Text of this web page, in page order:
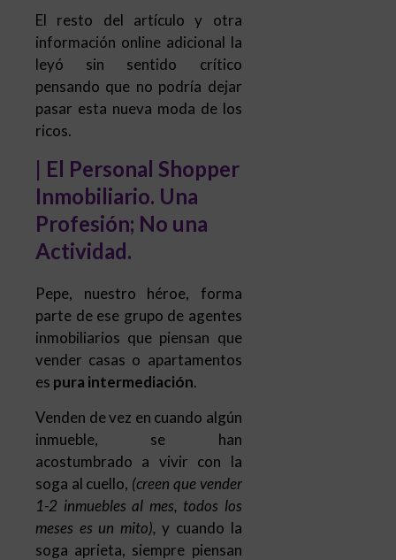
El resto del artículo y otra
información online adicional la
leyó sin sentido crítico
pensando que no podría dejar
pasar esta nueva moda de los
ricos.
| El Personal Shopper
Inmobiliario. Una
Profesión; No una
Actividad.
Pepe, nuestro héroe, forma
parte de ese grupo de agentes
inmobiliarios que piensan que
vender casas o apartamentos
es pura intermediación.
Venden de vez en cuando algún
inmueble, se han
acostumbrado a vivir con la
soga al cuello, (creen que vender
1-2 inmuebles al mes, todos los
meses es un mito), y cuando la
soga aprieta, siempre piensan